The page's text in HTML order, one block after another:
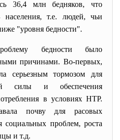
36,4 млн бедняков, что
т.е. людей, чьи
"уровня бедности".
бедности было
причинами. Во-первых,
серьезным тормозом для
силы и обеспечения
в условиях НТР.
почву для расовых
социальных проблем, роста
и т.д.